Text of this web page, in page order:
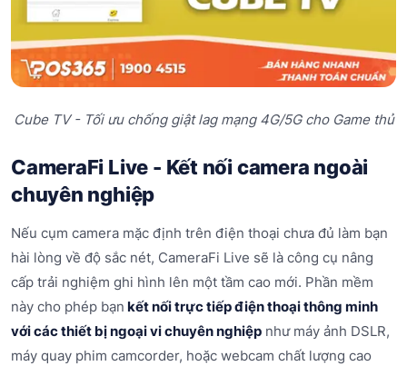
Cube TV - Tối ưu chống giật lag mạng 4G/5G cho Game thủ
CameraFi Live - Kết nối camera ngoài
chuyên nghiệp
Nếu cụm camera mặc định trên điện thoại chưa đủ làm bạn
hài lòng về độ sắc nét, CameraFi Live sẽ là công cụ nâng
cấp trải nghiệm ghi hình lên một tầm cao mới. Phần mềm
này cho phép bạn kết nối trực tiếp điện thoại thông minh
với các thiết bị ngoại vi chuyên nghiệp như máy ảnh DSLR,
máy quay phim camcorder, hoặc webcam chất lượng cao